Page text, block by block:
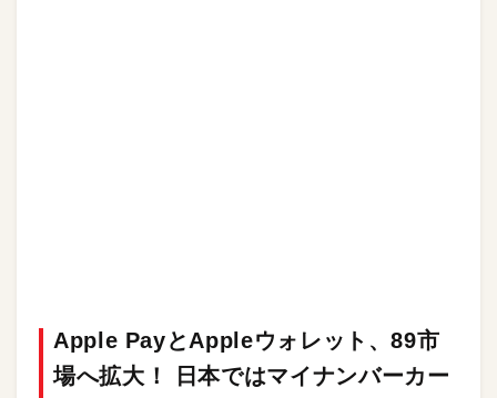
Apple PayとAppleウォレット、89市
場へ拡大！ 日本ではマイナンバーカー